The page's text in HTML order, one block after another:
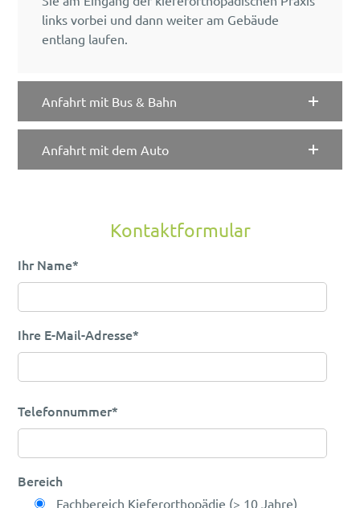
links vorbei und dann weiter am Gebäude
entlang laufen.
Anfahrt mit Bus & Bahn
Anfahrt mit dem Auto
Kontaktformular
Ihr Name*
Ihre E-Mail-Adresse*
Telefonnummer*
Bereich
Fachbereich Kieferorthopädie (> 10 Jahre)